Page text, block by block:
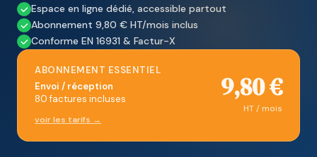
Espace en ligne dédié, accessible partout
Abonnement 9,80 € HT/mois inclus
Conforme EN 16931 & Factur-X
ABONNEMENT ESSENTIEL
Envoi / réception
80 factures incluses
voir les tarifs →
9,80 €
HT / mois